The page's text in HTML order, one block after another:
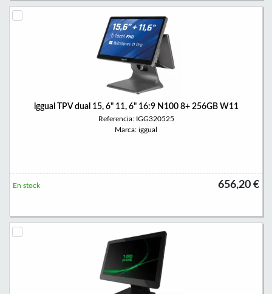
iggual TPV dual 15, 6" 11, 6" 16:9 N100 8+ 256GB W11
Referencia: IGG320525
Marca: iggual
656,20 €
En stock